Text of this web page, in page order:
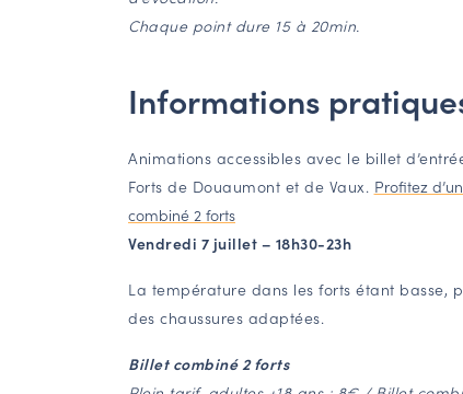
Chaque point dure 15 à 20min.
Informations
Animations accessibles avec le billet
Forts de Douaumont et de Vaux. Profitez
combiné 2 forts
Vendredi 7 juillet – 18h30-23h
La température dans les forts étant basse,
des chaussures adaptées.
Billet combiné 2 forts